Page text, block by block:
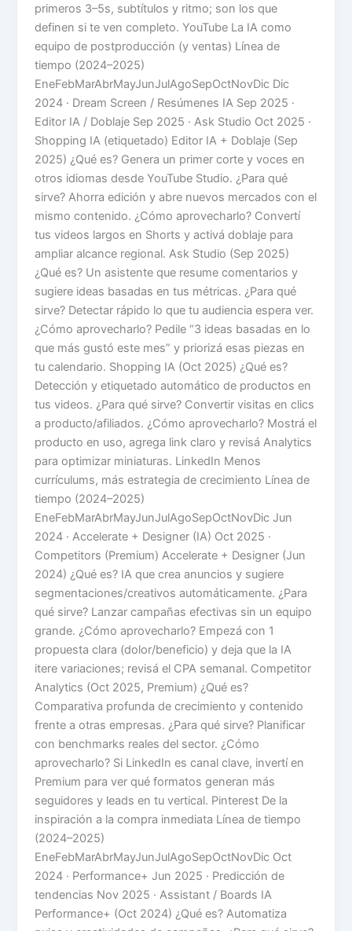
primeros 3–5s, subtítulos y ritmo; son los que
definen si te ven completo. YouTube La IA como
equipo de postproducción (y ventas) Línea de
tiempo (2024–2025)
EneFebMarAbrMayJunJulAgoSepOctNovDic Dic
2024 · Dream Screen / Resúmenes IA Sep 2025 ·
Editor IA / Doblaje Sep 2025 · Ask Studio Oct 2025 ·
Shopping IA (etiquetado) Editor IA + Doblaje (Sep
2025) ¿Qué es? Genera un primer corte y voces en
otros idiomas desde YouTube Studio. ¿Para qué
sirve? Ahorra edición y abre nuevos mercados con el
mismo contenido. ¿Cómo aprovecharlo? Convertí
tus videos largos en Shorts y activá doblaje para
ampliar alcance regional. Ask Studio (Sep 2025)
¿Qué es? Un asistente que resume comentarios y
sugiere ideas basadas en tus métricas. ¿Para qué
sirve? Detectar rápido lo que tu audiencia espera ver.
¿Cómo aprovecharlo? Pedile “3 ideas basadas en lo
que más gustó este mes” y priorizá esas piezas en
tu calendario. Shopping IA (Oct 2025) ¿Qué es?
Detección y etiquetado automático de productos en
tus videos. ¿Para qué sirve? Convertir visitas en clics
a producto/afiliados. ¿Cómo aprovecharlo? Mostrá el
producto en uso, agrega link claro y revisá Analytics
para optimizar miniaturas. LinkedIn Menos
currículums, más estrategia de crecimiento Línea de
tiempo (2024–2025)
EneFebMarAbrMayJunJulAgoSepOctNovDic Jun
2024 · Accelerate + Designer (IA) Oct 2025 ·
Competitors (Premium) Accelerate + Designer (Jun
2024) ¿Qué es? IA que crea anuncios y sugiere
segmentaciones/creativos automáticamente. ¿Para
qué sirve? Lanzar campañas efectivas sin un equipo
grande. ¿Cómo aprovecharlo? Empezá con 1
propuesta clara (dolor/beneficio) y deja que la IA
itere variaciones; revisá el CPA semanal. Competitor
Analytics (Oct 2025, Premium) ¿Qué es?
Comparativa profunda de crecimiento y contenido
frente a otras empresas. ¿Para qué sirve? Planificar
con benchmarks reales del sector. ¿Cómo
aprovecharlo? Si LinkedIn es canal clave, invertí en
Premium para ver qué formatos generan más
seguidores y leads en tu vertical. Pinterest De la
inspiración a la compra inmediata Línea de tiempo
(2024–2025)
EneFebMarAbrMayJunJulAgoSepOctNovDic Oct
2024 · Performance+ Jun 2025 · Predicción de
tendencias Nov 2025 · Assistant / Boards IA
Performance+ (Oct 2024) ¿Qué es? Automatiza